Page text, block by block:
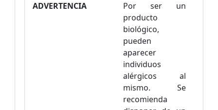
ADVERTENCIA
Por ser un
producto
biológico,
pueden
aparecer
individuos
alérgicos al
mismo. Se
recomienda